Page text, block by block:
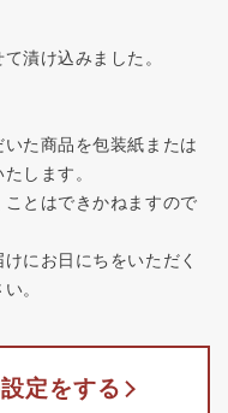
漬け込みました。
た商品を包装紙または
します。
とはできかねますので
にお日にちをいただく
。
定をする